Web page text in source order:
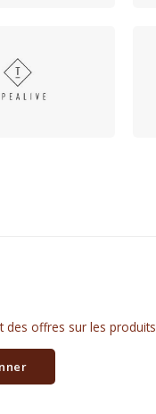
des offres sur les produits